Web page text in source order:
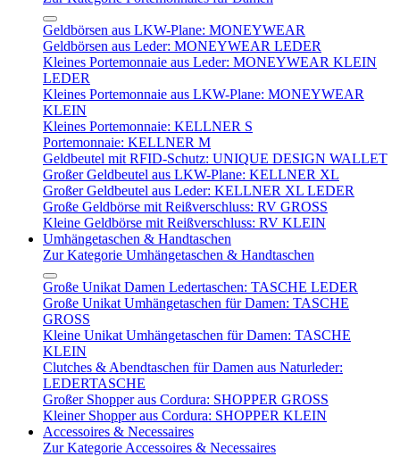
Geldbörsen aus LKW-Plane: MONEYWEAR
Geldbörsen aus Leder: MONEYWEAR LEDER
Kleines Portemonnaie aus Leder: MONEYWEAR KLEIN
LEDER
Kleines Portemonnaie aus LKW-Plane: MONEYWEAR
KLEIN
Kleines Portemonnaie: KELLNER S
Portemonnaie: KELLNER M
Geldbeutel mit RFID-Schutz: UNIQUE DESIGN WALLET
Großer Geldbeutel aus LKW-Plane: KELLNER XL
Großer Geldbeutel aus Leder: KELLNER XL LEDER
Große Geldbörse mit Reißverschluss: RV GROSS
Kleine Geldbörse mit Reißverschluss: RV KLEIN
Umhängetaschen & Handtaschen
Zur Kategorie Umhängetaschen & Handtaschen
Große Unikat Damen Ledertaschen: TASCHE LEDER
Große Unikat Umhängetaschen für Damen: TASCHE
GROSS
Kleine Unikat Umhängetaschen für Damen: TASCHE
KLEIN
Clutches & Abendtaschen für Damen aus Naturleder:
LEDERTASCHE
Großer Shopper aus Cordura: SHOPPER GROSS
Kleiner Shopper aus Cordura: SHOPPER KLEIN
Accessoires & Necessaires
Zur Kategorie Accessoires & Necessaires